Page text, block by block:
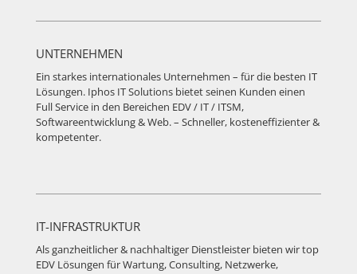
UNTERNEHMEN
Ein starkes internationales Unternehmen – für die besten IT
Lösungen. Iphos IT Solutions bietet seinen Kunden einen
Full Service in den Bereichen EDV / IT / ITSM,
Softwareentwicklung & Web. – Schneller, kosteneffizienter &
kompetenter.
IT-INFRASTRUKTUR
Als ganzheitlicher & nachhaltiger Dienstleister bieten wir top
EDV Lösungen für Wartung, Consulting, Netzwerke,